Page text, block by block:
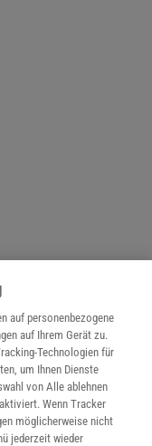
am Kiosk:
auf personenbezogene
auf Ihrem Gerät zu.
Technologien für
um Ihnen Dienste
von Alle ablehnen
Wenn Tracker
möglicherweise nicht
jederzeit wieder